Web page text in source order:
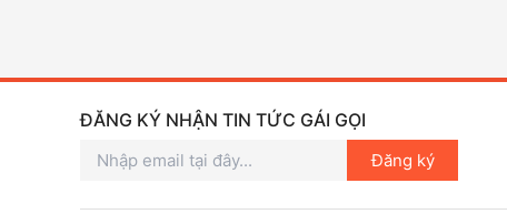
ĐĂNG KÝ NHẬN TIN TỨC GÁI GỌI
Đăng ký